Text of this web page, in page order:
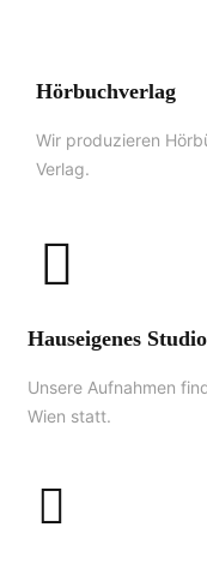
Hörbuchverlag
Wir produzieren
Verlag.
Hauseigenes Studio
Unsere Aufnahmen
Wien statt.